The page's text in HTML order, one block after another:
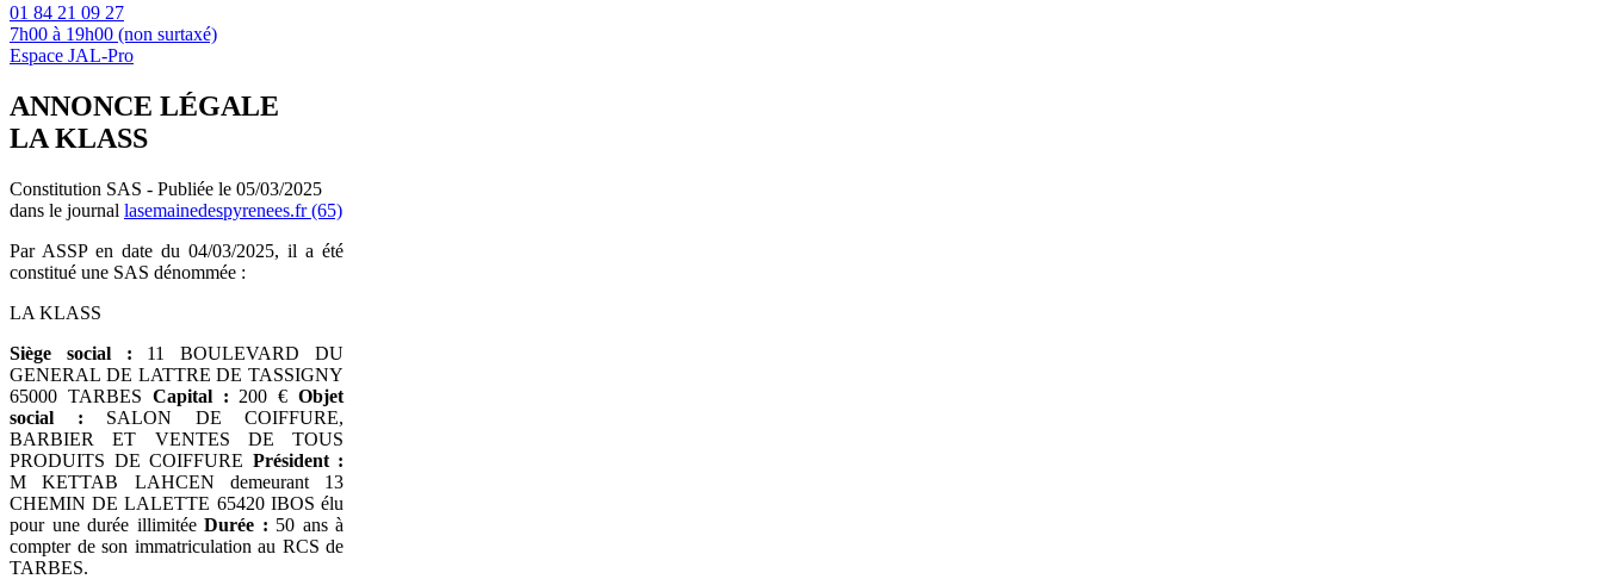
01 84 21 09 27
7h00 à 19h00 (non surtaxé)
Espace JAL-Pro
ANNONCE LÉGALE
LA KLASS
Constitution SAS - Publiée le 05/03/2025
dans le journal lasemainedespyrenees.fr (65)
Par ASSP en date du 04/03/2025, il a été
constitué une SAS dénommée :
LA KLASS
Siège social : 11 BOULEVARD DU
GENERAL DE LATTRE DE TASSIGNY
65000 TARBES Capital : 200 €Objet
social : SALON DE COIFFURE,
BARBIER ET VENTES DE TOUS
PRODUITS DE COIFFURE Président :
M KETTAB LAHCEN demeurant 13
CHEMIN DE LALETTE 65420 IBOS élu
pour une durée illimitée Durée : 50 ans à
compter de son immatriculation au RCS de
TARBES.